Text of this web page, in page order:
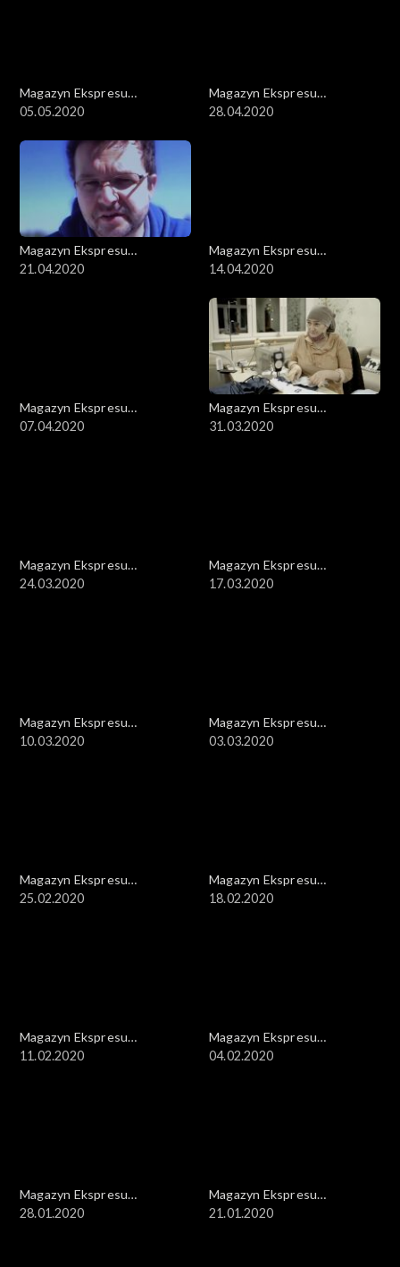
Magazyn Ekspresu
Reporterów
05.05.2020
Magazyn Ekspresu
Reporterów
28.04.2020
Magazyn Ekspresu
Reporterów
21.04.2020
Magazyn Ekspresu
Reporterów
14.04.2020
Magazyn Ekspresu
Reporterów
07.04.2020
Magazyn Ekspresu
Reporterów
31.03.2020
Magazyn Ekspresu
Reporterów
24.03.2020
Magazyn Ekspresu
Reporterów
17.03.2020
Magazyn Ekspresu
Reporterów
10.03.2020
Magazyn Ekspresu
Reporterów
03.03.2020
Magazyn Ekspresu
Reporterów
25.02.2020
Magazyn Ekspresu
Reporterów
18.02.2020
Magazyn Ekspresu
Reporterów
11.02.2020
Magazyn Ekspresu
Reporterów
04.02.2020
Magazyn Ekspresu
Reporterów
28.01.2020
Magazyn Ekspresu
Reporterów
21.01.2020